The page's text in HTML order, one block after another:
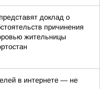
доклад о
причинения
жительницы
в интернете — не